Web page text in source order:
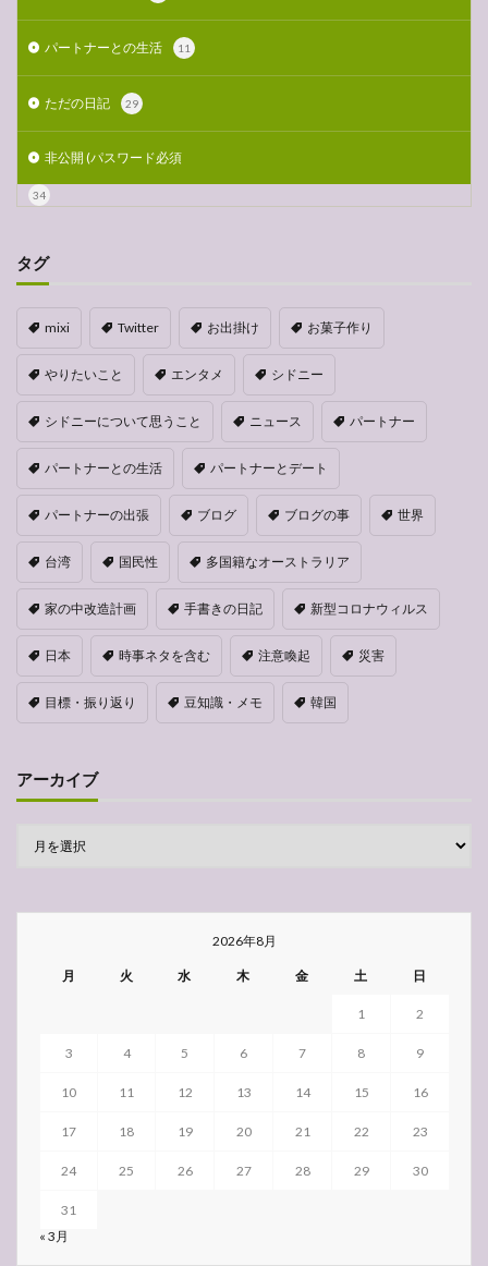
パートナーとの生活 11
ただの日記 29
非公開 (パスワード必須
34
タグ
mixi Twitter お出掛け お菓子作り
やりたいこと エンタメ シドニー
シドニーについて思うこと ニュース パートナー
パートナーとの生活 パートナーとデート
パートナーの出張 ブログ ブログの事 世界
台湾 国民性 多国籍なオーストラリア
家の中改造計画 手書きの日記 新型コロナウィルス
日本 時事ネタを含む 注意喚起 災害
目標・振り返り 豆知識・メモ 韓国
アーカイブ
2026年8月
月 火 水 木 金 土 日
1 2
3 4 5 6 7 8 9
10 11 12 13 14 15 16
17 18 19 20 21 22 23
24 25 26 27 28 29 30
31
« 3月